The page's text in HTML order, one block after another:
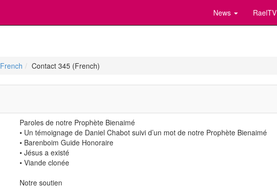
News RaelTV
French Contact 345 (French)
Paroles de notre Prophète Bienaimé
• Un témoignage de Daniel Chabot suivi d’un mot de notre Prophète Bienaimé
• Barenboim Guide Honoraire
• Jésus a existé
• Viande clonée
Notre soutien